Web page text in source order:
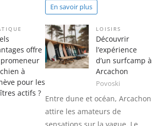
En savoir plus
offre
à
pour les
actifs ?
LOISIRS
Découvrir
l’expérience
d’un surfcamp à
Arcachon
Povoski
Entre dune et océan, Arcachon
attire les amateurs de